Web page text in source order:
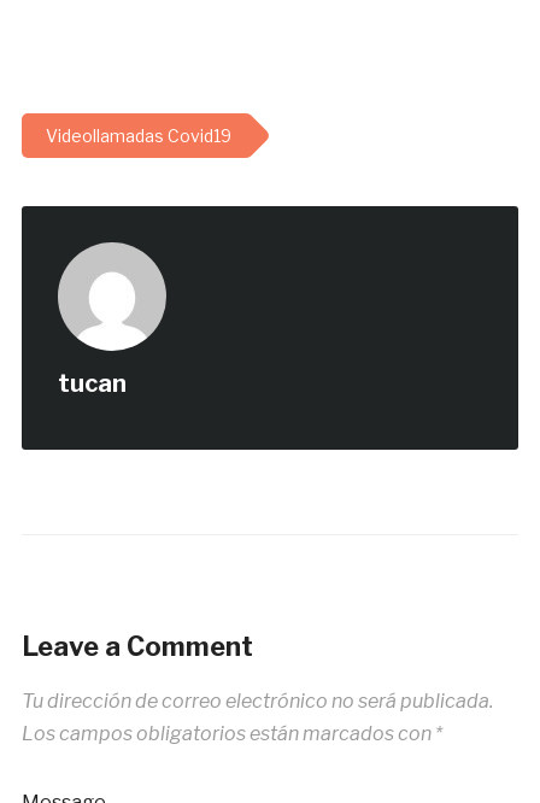
Videollamadas Covid19
tucan
Leave a Comment
Tu dirección de correo electrónico no será publicada.
Los campos obligatorios están marcados con *